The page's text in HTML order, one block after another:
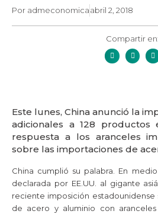
Por admeconomicaabril 2, 2018
Compartir en:
Este lunes, China anunció la
adicionales a 128 productos
respuesta a los aranceles
sobre las importaciones de
China cumplió su palabra. En
declarada por EE.UU. al gigante
reciente imposición estadounidense
de acero y aluminio con